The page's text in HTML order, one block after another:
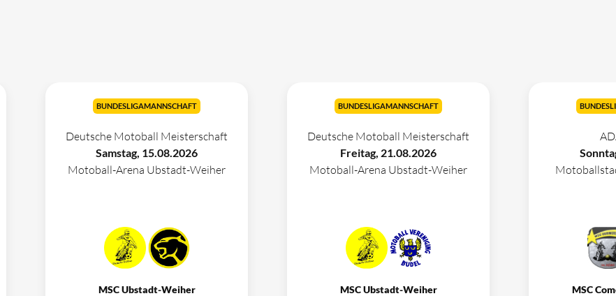
BUNDESLIGAMANNSCHAFT
Deutsche Motoball Meisterschaft
Samstag, 15.08.2026
Motoball-Arena Ubstadt-Weiher
MSC Ubstadt-Weiher
BUNDESLIGAMANNSCHAFT
Deutsche Motoball Meisterschaft
Freitag, 21.08.2026
Motoball-Arena Ubstadt-Weiher
MSC Ubstadt-Weiher MSC